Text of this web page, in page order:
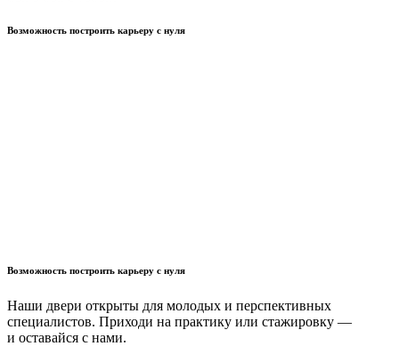
Возможность построить карьеру с нуля
Возможность построить карьеру с нуля
Наши двери открыты для молодых и перспективных
специалистов. Приходи на практику или стажировку —
и оставайся с нами.